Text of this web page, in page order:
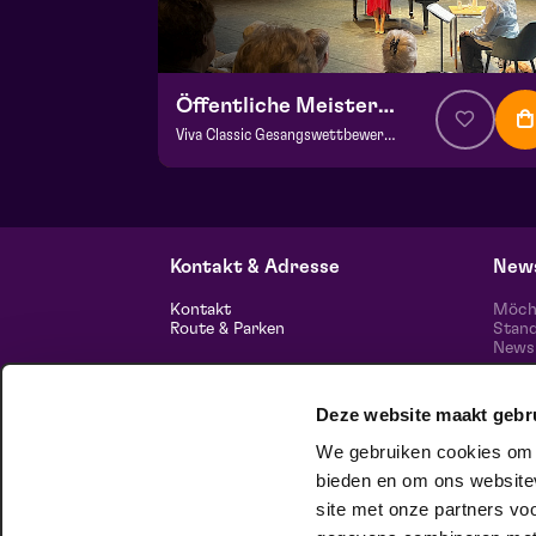
Deze website maakt
We gebruiken cookies
bieden en om ons
site met onze partners
Öffentliche Meisterklasse
Viva Classic Gesangswettbewerb 2026
za 29 augustus 2026 | 14:00
Kontakt & Adresse
Kontakt
Route & Parken
Nachhaltiges Unternehmen